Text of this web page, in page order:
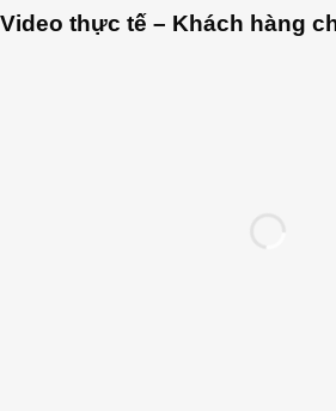
Video thực tế – Khách hàng